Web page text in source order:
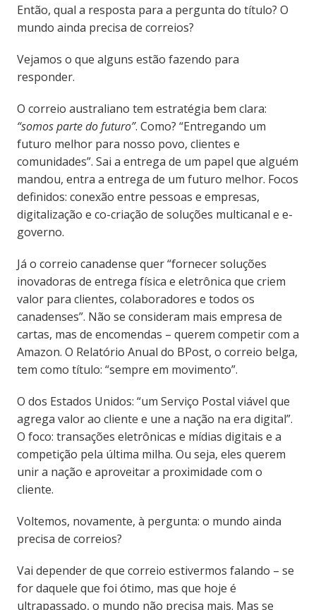
Então, qual a resposta para a pergunta do título? O
mundo ainda precisa de correios?
Vejamos o que alguns estão fazendo para
responder.
O correio australiano tem estratégia bem clara:
“somos parte do futuro”. Como? “Entregando um
futuro melhor para nosso povo, clientes e
comunidades”. Sai a entrega de um papel que alguém
mandou, entra a entrega de um futuro melhor. Focos
definidos: conexão entre pessoas e empresas,
digitalização e co-criação de soluções multicanal e e-
governo.
Já o correio canadense quer “fornecer soluções
inovadoras de entrega física e eletrônica que criem
valor para clientes, colaboradores e todos os
canadenses”. Não se consideram mais empresa de
cartas, mas de encomendas – querem competir com a
Amazon. O Relatório Anual do BPost, o correio belga,
tem como título: “sempre em movimento”.
O dos Estados Unidos: “um Serviço Postal viável que
agrega valor ao cliente e une a nação na era digital”.
O foco: transações eletrônicas e mídias digitais e a
competição pela última milha. Ou seja, eles querem
unir a nação e aproveitar a proximidade com o
cliente.
Voltemos, novamente, à pergunta: o mundo ainda
precisa de correios?
Vai depender de que correio estivermos falando – se
for daquele que foi ótimo, mas que hoje é
ultrapassado, o mundo não precisa mais. Mas se